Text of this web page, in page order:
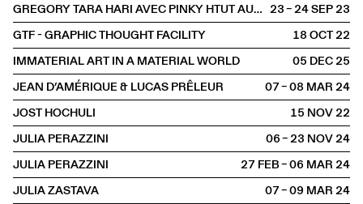
GREGORY TARA HARI AVEC PINKY HTUT AUNG 23 – 24 SEP2023
GTF - GRAPHIC THOUGHT FACILITY
18 OCT2022
IMMATERIAL ART IN A MATERIAL WORLD
05 DEC2025
JEAN D’AMÉRIQUE & LUCAS PRÊLEUR
07 – 08 MAR2024
JOST HOCHULI
15 NOV2022
JULIA PERAZZINI
06 – 23 NOV2024
JULIA PERAZZINI
27 FEB – 06 MAR2024
JULIA ZASTAVA
07 – 09 MAR2024